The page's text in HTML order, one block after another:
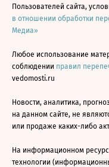
Пользователей сайта,
в отношении обработки
Медиа»
Любое использование
соблюдении правил
vedomosti.ru
Новости, аналитика,
на данном сайте, не
или продаже каких-либо
На информационном
технологии